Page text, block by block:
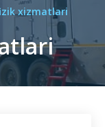
xizmatlari